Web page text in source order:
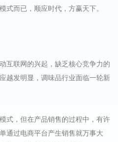
式而已，顺应时代，方赢天下。
互联网的兴起，缺乏核心竞争力的
越发明显，调味品行业面临一轮新
式，但在产品销售的过程中，有许
通过电商平台产生销售就万事大